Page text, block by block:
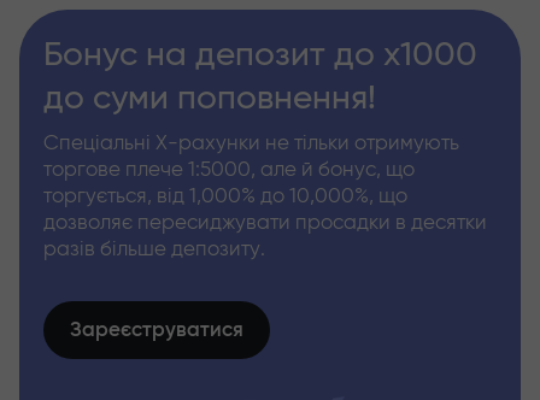
Бонус на депозит до х1000
до суми поповнення!
Спеціальні Х-рахунки не тільки отримують
торгове плече 1:5000, але й бонус, що
торгується, від 1,000% до 10,000%, що
дозволяє пересиджувати просадки в десятки
разів більше депозиту.
Зареєструватися